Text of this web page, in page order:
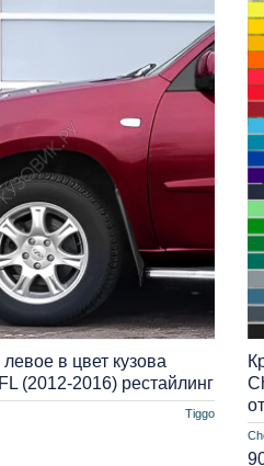
Tiggo
в цвет кузова
(2012-2016) рестайлинг